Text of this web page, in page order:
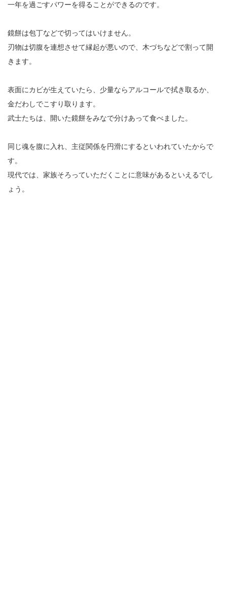
一年を過ごすパワーを得ることができるのです。
鏡餅は包丁などで切ってはいけません。
刃物は切腹を連想させて縁起が悪いので、木づちなどで割って開
きます。
表面にカビが生えていたら、少量ならアルコールで拭き取るか、
金だわしでこすり取ります。
武士たちは、開いた鏡餅をみなで分けあって食べました。
同じ魂を腹に入れ、主従関係を円滑にするといわれていたからで
す。
現代では、家族そろっていただくことに意味があるといえるでし
ょう。